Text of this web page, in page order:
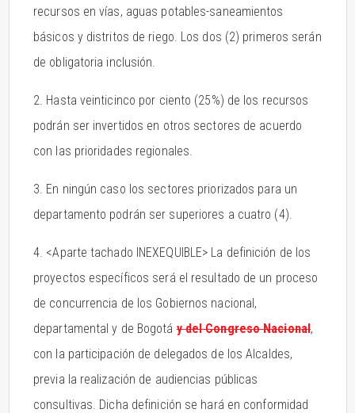
recursos en vías, aguas potables-saneamientos
básicos y distritos de riego. Los dos (2) primeros serán
de obligatoria inclusión.
2. Hasta veinticinco por ciento (25%) de los recursos
podrán ser invertidos en otros sectores de acuerdo
con las prioridades regionales.
3. En ningún caso los sectores priorizados para un
departamento podrán ser superiores a cuatro (4).
4. <Aparte tachado INEXEQUIBLE> La definición de los
proyectos específicos será el resultado de un proceso
de concurrencia de los Gobiernos nacional,
departamental y de Bogotáy del Congreso Nacional,
con la participación de delegados de los Alcaldes,
previa la realización de audiencias públicas
consultivas. Dicha definición se hará en conformidad